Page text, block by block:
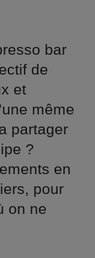
bar
de
et
même
partager
?
en
pour
on ne